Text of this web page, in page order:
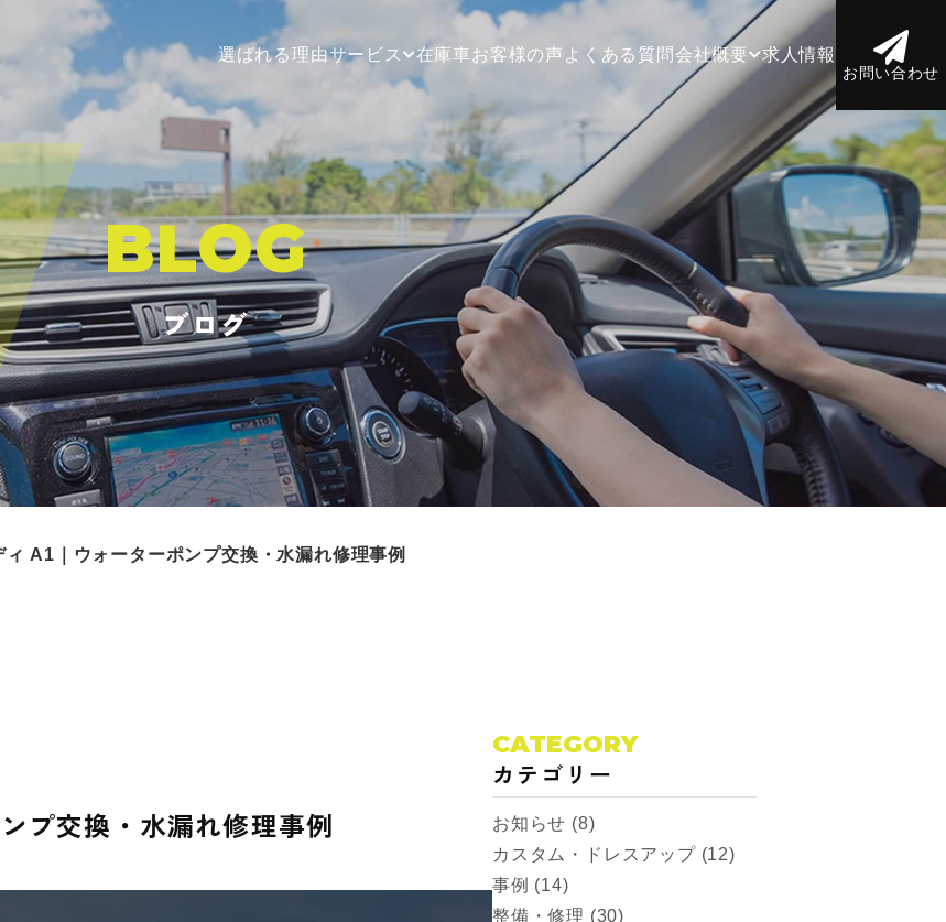
選ばれる理由サービス 在庫車 お客様の声 よくある質問会社概要 求人情報
お問い合わせ
BLOG
ブログ
ィ A1｜ウォーターポンプ交換・水漏れ修理事例
プ交換・水漏れ修理事例
CATEGORY
カテゴリー
お知らせ (8)
カスタム・ドレスアップ (12)
事例 (14)
整備・修理 (30)